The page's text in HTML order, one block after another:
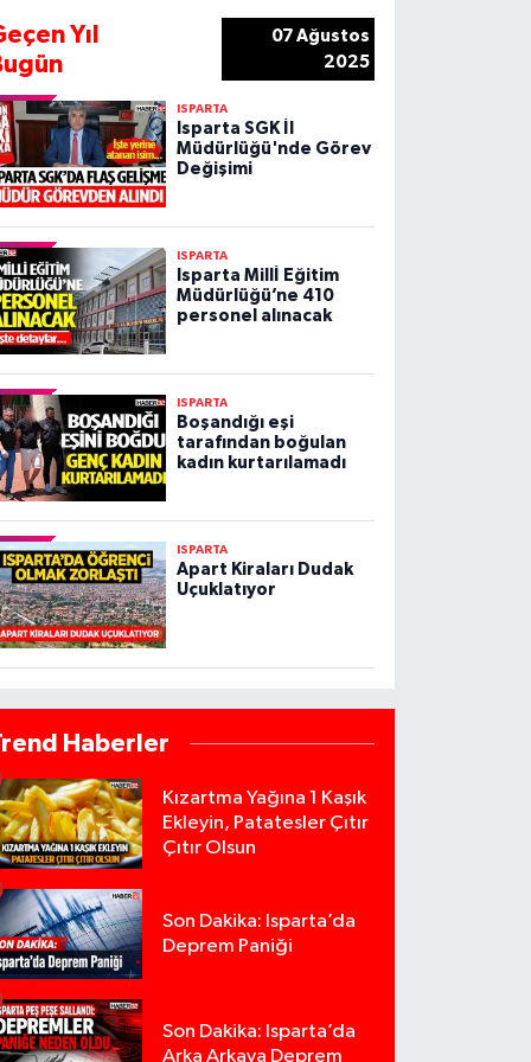
Yıl
07 Ağustos
2025
ISPARTA
Isparta SGK İl
Müdürlüğü'nde Görev
Değişimi
ISPARTA
Isparta Millİ Eğitim
Müdürlüğü’ne 410
personel alınacak
ISPARTA
Boşandığı eşi
tarafından boğulan
kadın kurtarılamadı
ISPARTA
Apart Kiraları Dudak
Uçuklatıyor
Haberler
Kızartma Yağına 1 Kaşık
Ekleyin, Patatesler Çıtır
Çıtır Olsun
Son Dakika: Isparta’da
Deprem Paniği
Son Dakika: Isparta’da
Arka Arkaya Deprem